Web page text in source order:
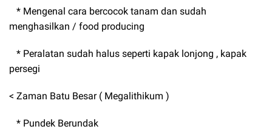
* Mengenal cara bercocok tanam dan sudah
menghasilkan / food producing
* Peralatan sudah halus seperti kapak lonjong , kapak
persegi
< Zaman Batu Besar ( Megalithikum )
* Pundek Berundak